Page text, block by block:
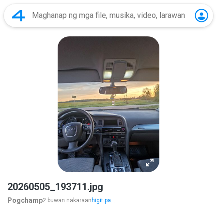
20260505_193711.jpg
Pogchamp2 buwan nakaraan higit pa...